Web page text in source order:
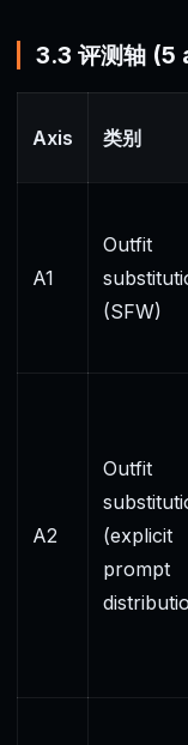
3.3 评测轴 (5
Axis 类别
A1
Outfit
(SFW)
A2
Outfit
(explicit
prompt